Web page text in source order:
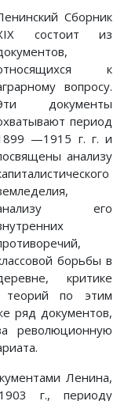
Сборник
состоит из
к
вопросу.
документы
период
—1915 г. г. и
анализу
его
борьбы в
критике
теорий по этим
ряд документов,
революционную
Ленина,
г., периоду